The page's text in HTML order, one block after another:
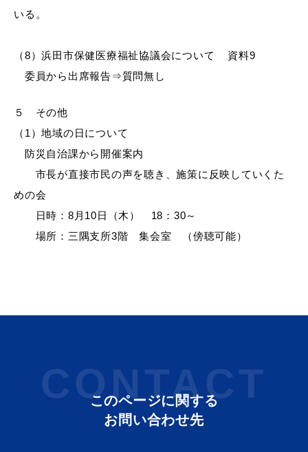
いる。
（8）浜田市保健医療福祉協議会について 資料9
委員から出席報告⇒質問無し
５ その他
（1）地域の日について
防災自治課から開催案内
市長が直接市民の声を聴き、施策に反映していくた
めの会
日時：8月10日（木） 18：30～
場所：三隅支所3階 集会室 （傍聴可能）
CONTACT
このページに関する
お問い合わせ先